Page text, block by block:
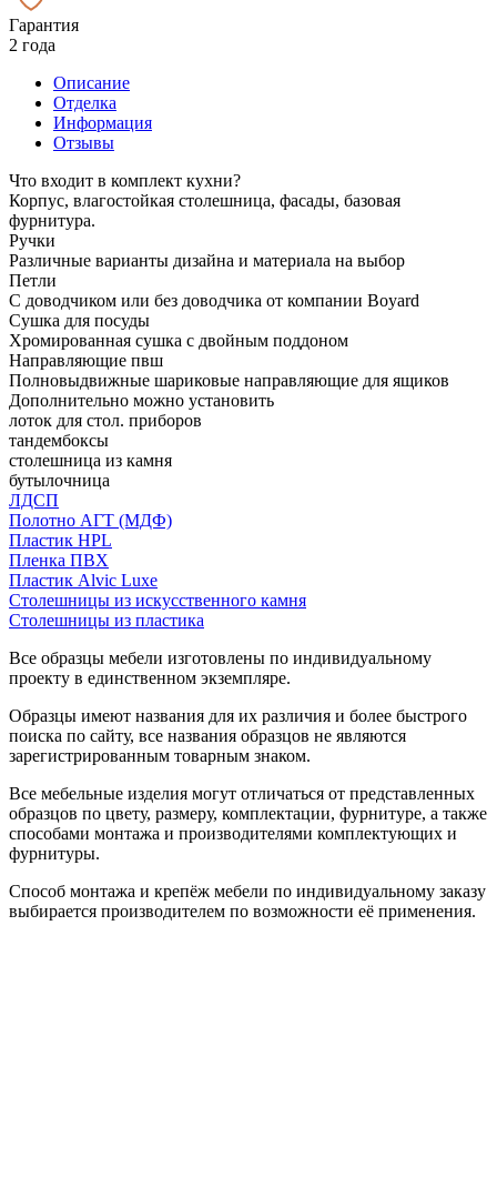
Гарантия
2 года
Описание
Отделка
Информация
Отзывы
Что входит в комплект кухни?
Корпус, влагостойкая столешница, фасады, базовая
фурнитура.
Ручки
Различные варианты дизайна и материала на выбор
Петли
С доводчиком или без доводчика от компании Boyard
Сушка для посуды
Хромированная сушка с двойным поддоном
Направляющие пвш
Полновыдвижные шариковые направляющие для ящиков
Дополнительно можно установить
лоток для стол. приборов
тандембоксы
столешница из камня
бутылочница
ЛДСП
Полотно АГТ (МДФ)
Пластик HPL
Пленка ПВХ
Пластик Alvic Luxe
Столешницы из искусственного камня
Столешницы из пластика
Все образцы мебели изготовлены по индивидуальному
проекту в единственном экземпляре.
Образцы имеют названия для их различия и более быстрого
поиска по сайту, все названия образцов не являются
зарегистрированным товарным знаком.
Все мебельные изделия могут отличаться от представленных
образцов по цвету, размеру, комплектации, фурнитуре, а также
способами монтажа и производителями комплектующих и
фурнитуры.
Способ монтажа и крепёж мебели по индивидуальному заказу
выбирается производителем по возможности её применения.